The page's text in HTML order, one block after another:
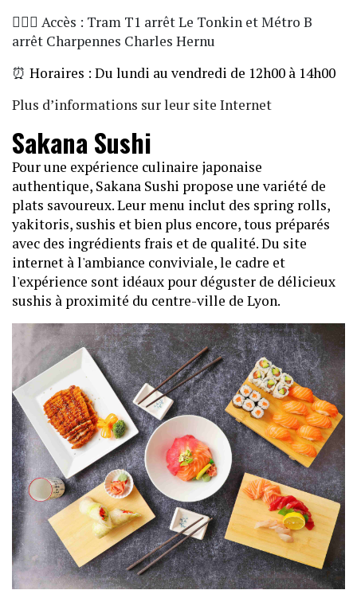
🏃🏼‍♀️ Accès : Tram T1 arrêt Le Tonkin et Métro B
arrêt Charpennes Charles Hernu
⏰ Horaires : Du lundi au vendredi de 12h00 à 14h00
Plus d’informations sur leur site Internet
Sakana Sushi
Pour une expérience culinaire japonaise
authentique, Sakana Sushi propose une variété de
plats savoureux. Leur menu inclut des spring rolls,
yakitoris, sushis et bien plus encore, tous préparés
avec des ingrédients frais et de qualité. Du site
internet à l'ambiance conviviale, le cadre et
l'expérience sont idéaux pour déguster de délicieux
sushis à proximité du centre-ville de Lyon.